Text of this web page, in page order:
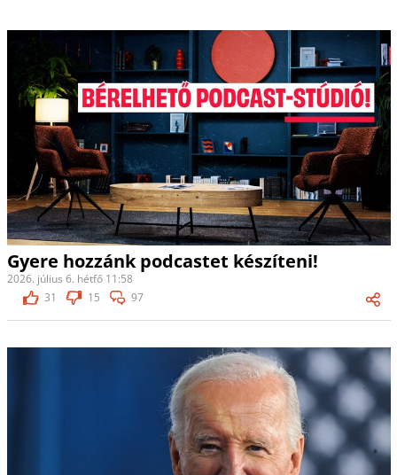
Gyere hozzánk podcastet készíteni!
2026. július 6. hétfő 11:58
31
15 97